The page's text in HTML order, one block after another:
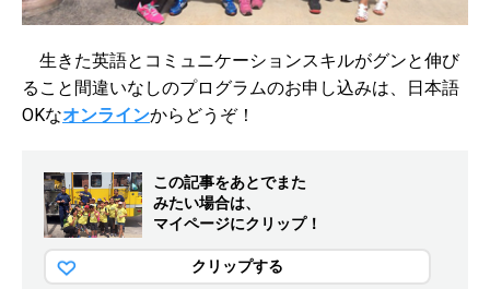
生きた英語とコミュニケーションスキルがグンと伸び
ること間違いなしのプログラムのお申し込みは、日本語
OKなオンラインからどうぞ！
この記事をあとでまた
みたい場合は、
マイページにクリップ！
クリップする